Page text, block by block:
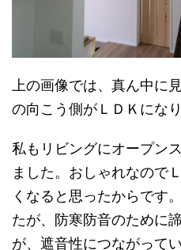
上の画像では、真ん中に
の向こう側がＬＤＫになり
私もリビングにオープン
ました。おしゃれなので
くなると思ったからです
たが、防寒防音のために
が、遮音性につながって